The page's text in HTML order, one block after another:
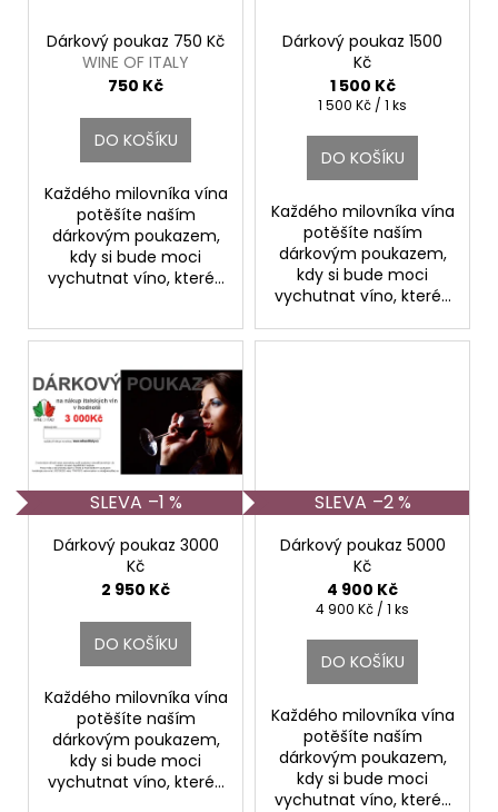
Dárkový poukaz 750 Kč
WINE OF ITALY
750 Kč
DO KOŠÍKU
Každého milovníka vína
potěšíte naším
dárkovým poukazem,
kdy si bude moci
vychutnat víno, které...
Dárkový poukaz 1500
Kč
wineofitaly.cz
1 500 Kč
Měrná
1 500 Kč / 1 ks
DO KOŠÍKU
Každého milovníka vína
potěšíte naším
dárkovým poukazem,
kdy si bude moci
vychutnat víno, které...
–1 %
Dárkový poukaz 3000
Kč
WINE OF ITALY
2 950 Kč
DO KOŠÍKU
Každého milovníka vína
potěšíte naším
dárkovým poukazem,
kdy si bude moci
vychutnat víno, které...
–2 %
Dárkový poukaz 5000
Kč
WINE OF ITALY
4 900 Kč
Měrná
4 900 Kč / 1 ks
DO KOŠÍKU
Každého milovníka vína
potěšíte naším
dárkovým poukazem,
kdy si bude moci
vychutnat víno, které...
MORA
CUSUMANO